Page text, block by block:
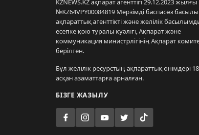
KZNEWS.KZ ақпарат агенттігі 29.12.2023 жылғы
№KZ64VPY00084819 Мерзімді баспасөз
ақпараттық агенттікті және желілік
есепке қою туралы куәлігі, Ақпарат және
коммуникация министрлігінің Ақпарат
берілген.
Бұл желілік ресурстың ақпараттық өнімдері
асқан азаматтарға арналған.
БІЗГЕ ЖАЗЫЛУ